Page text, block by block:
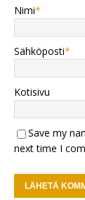
Nimi*
Sähköposti*
Kotisivu
Save my
next time I